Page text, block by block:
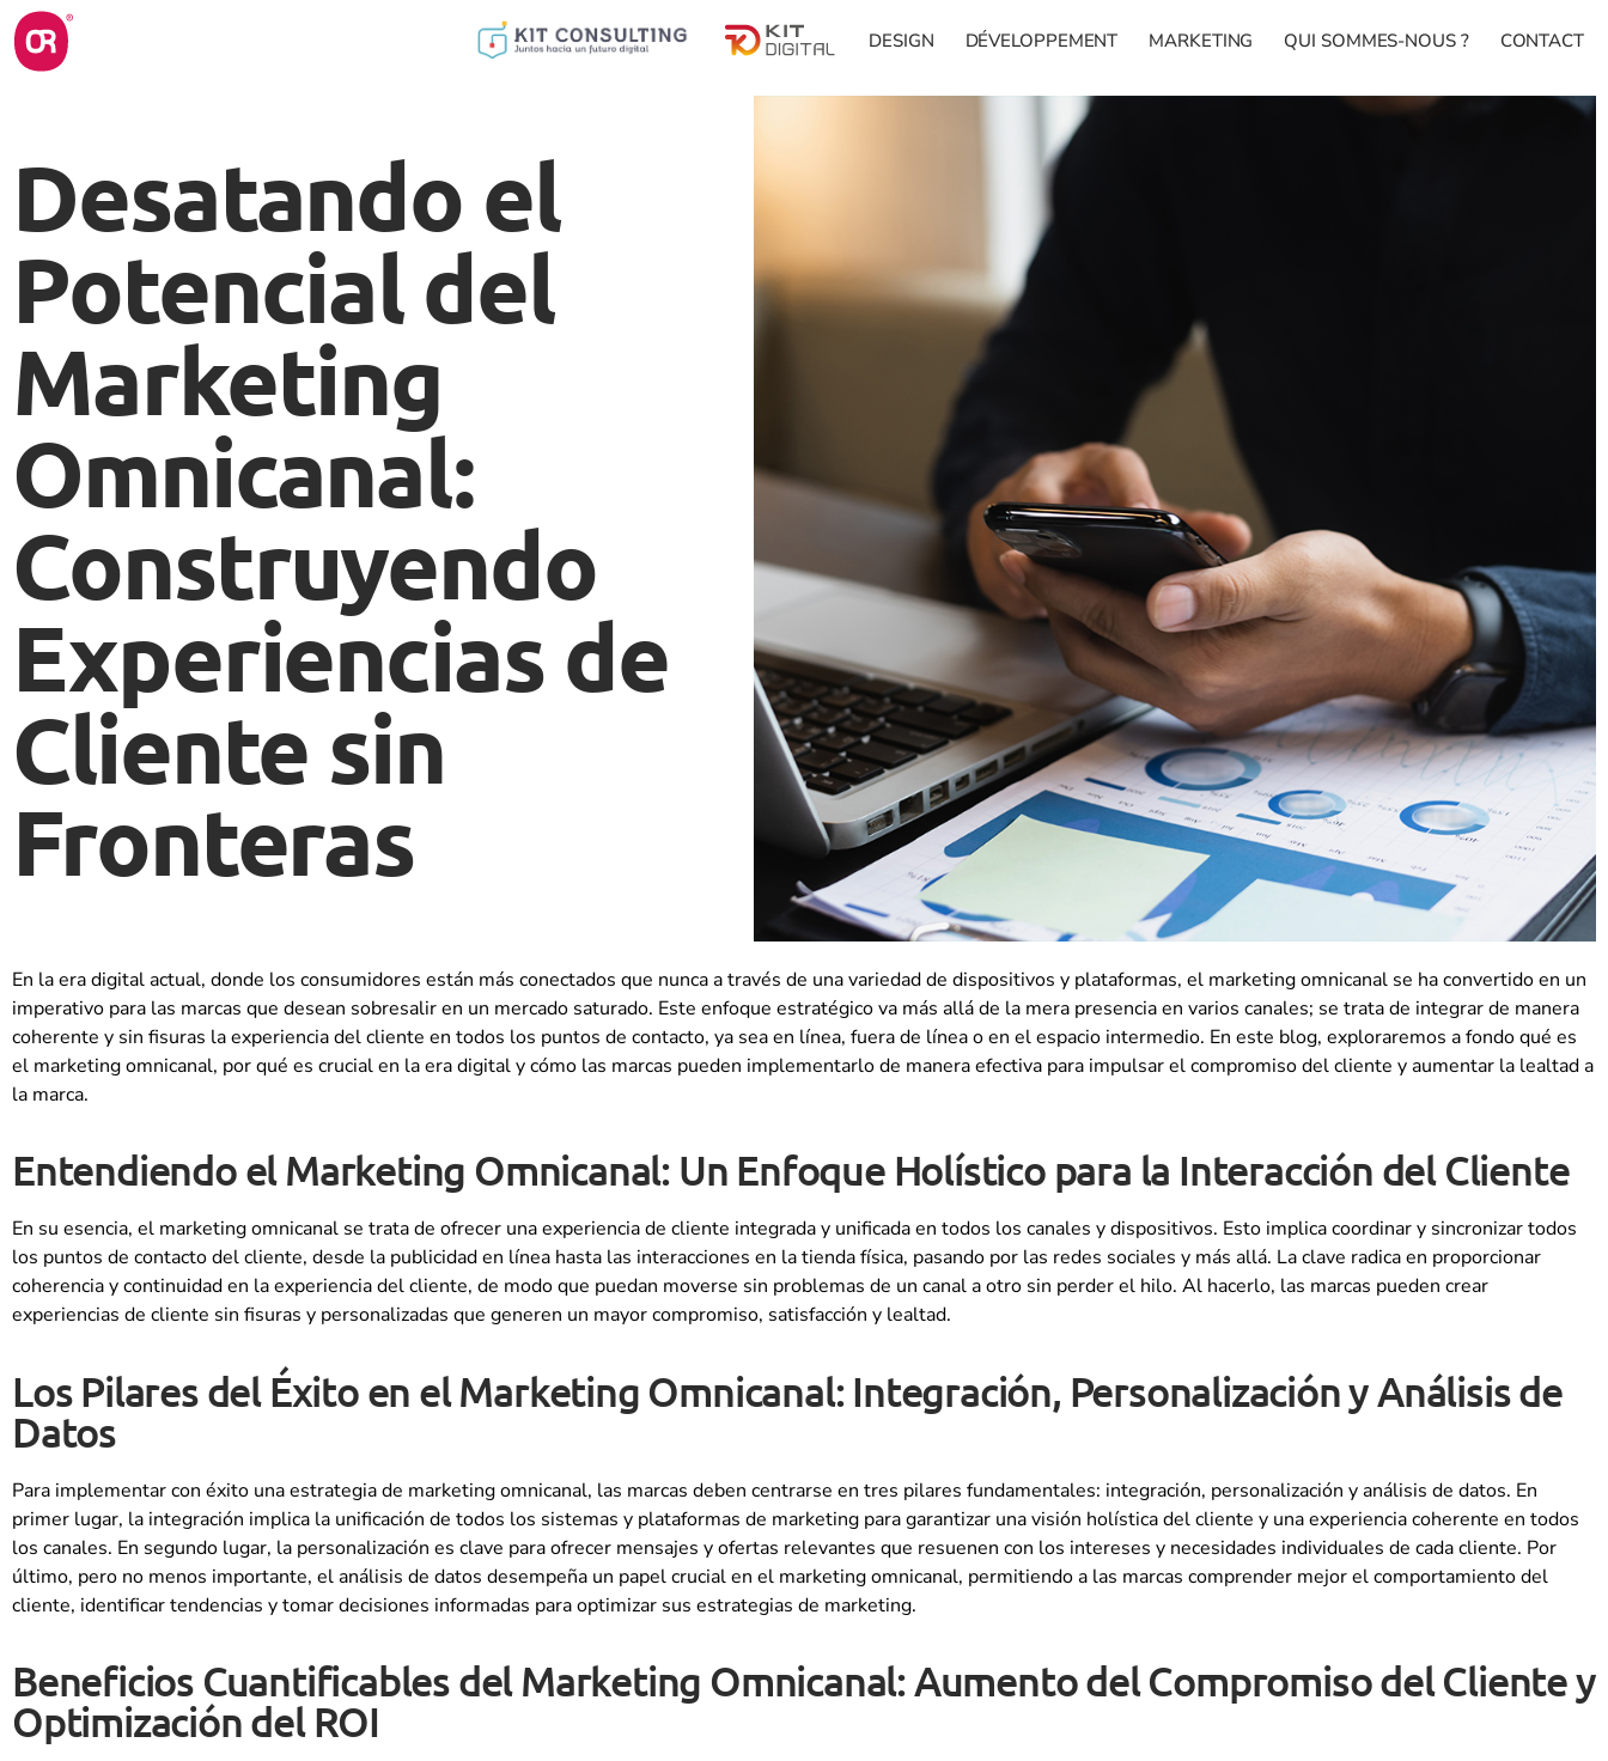
DESIGN DÉVELOPPEMENT MARKETING QUI SOMMES-NOUS ? CONTACT
Desatando el
Potencial del
Marketing
Omnicanal:
Construyendo
Experiencias de
Cliente sin
Fronteras
En la era digital actual, donde los consumidores están más conectados que nunca a través de una variedad de dispositivos y plataformas, el marketing omnicanal se ha convertido en un
imperativo para las marcas que desean sobresalir en un mercado saturado. Este enfoque estratégico va más allá de la mera presencia en varios canales; se trata de integrar de manera
coherente y sin fisuras la experiencia del cliente en todos los puntos de contacto, ya sea en línea, fuera de línea o en el espacio intermedio. En este blog, exploraremos a fondo qué es
el marketing omnicanal, por qué es crucial en la era digital y cómo las marcas pueden implementarlo de manera efectiva para impulsar el compromiso del cliente y aumentar la lealtad a
la marca.
Entendiendo el Marketing Omnicanal: Un Enfoque Holístico para la Interacción del Cliente
En su esencia, el marketing omnicanal se trata de ofrecer una experiencia de cliente integrada y unificada en todos los canales y dispositivos. Esto implica coordinar y sincronizar todos
los puntos de contacto del cliente, desde la publicidad en línea hasta las interacciones en la tienda física, pasando por las redes sociales y más allá. La clave radica en proporcionar
coherencia y continuidad en la experiencia del cliente, de modo que puedan moverse sin problemas de un canal a otro sin perder el hilo. Al hacerlo, las marcas pueden crear
experiencias de cliente sin fisuras y personalizadas que generen un mayor compromiso, satisfacción y lealtad.
Los Pilares del Éxito en el Marketing Omnicanal: Integración, Personalización y Análisis de
Datos
Para implementar con éxito una estrategia de marketing omnicanal, las marcas deben centrarse en tres pilares fundamentales: integración, personalización y análisis de datos. En
primer lugar, la integración implica la unificación de todos los sistemas y plataformas de marketing para garantizar una visión holística del cliente y una experiencia coherente en todos
los canales. En segundo lugar, la personalización es clave para ofrecer mensajes y ofertas relevantes que resuenen con los intereses y necesidades individuales de cada cliente. Por
último, pero no menos importante, el análisis de datos desempeña un papel crucial en el marketing omnicanal, permitiendo a las marcas comprender mejor el comportamiento del
cliente, identificar tendencias y tomar decisiones informadas para optimizar sus estrategias de marketing.
Beneficios Cuantificables del Marketing Omnicanal: Aumento del Compromiso del Cliente y
Optimización del ROI